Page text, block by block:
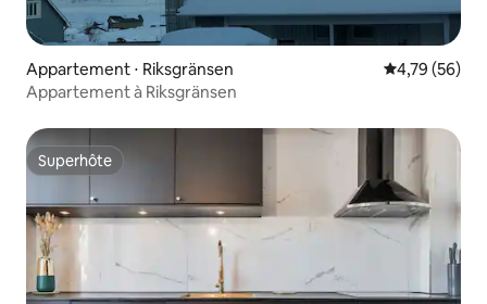
Appartement ⋅ Riksgränsen Évaluation
4,79 (56)
Appartement à Riksgränsen
Superhôte
Superhôte